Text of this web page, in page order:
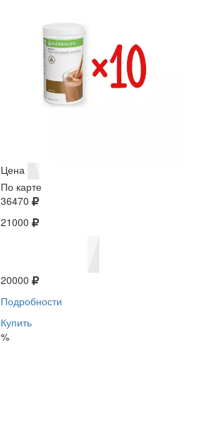
Цена
По карте
36470
21000
20000
Подробности
Купить
%